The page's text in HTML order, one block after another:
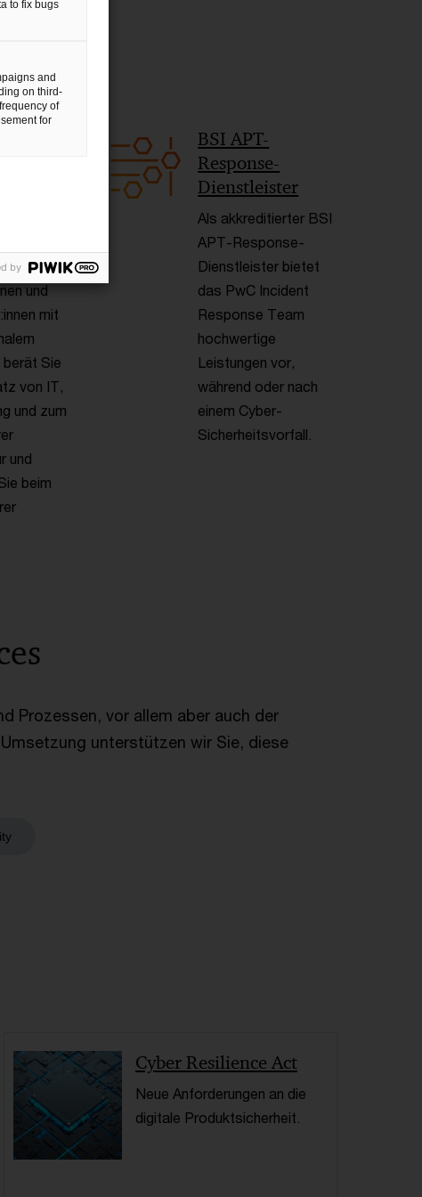
und
mit
Sie
von IT,
und zum
und
beim
BSI APT-
Response-
Dienstleister
Als akkreditierter BSI
APT-Response-
Dienstleister bietet
das PwC Incident
Response Team
hochwertige
Leistungen vor,
während oder nach
einem Cyber-
Sicherheitsvorfall.
Prozessen, vor allem aber auch der
unterstützen wir Sie, diese
Cyber Resilience Act
Neue Anforderungen an die
digitale Produktsicherheit.
to fix bugs
and
on third-
of
for
by